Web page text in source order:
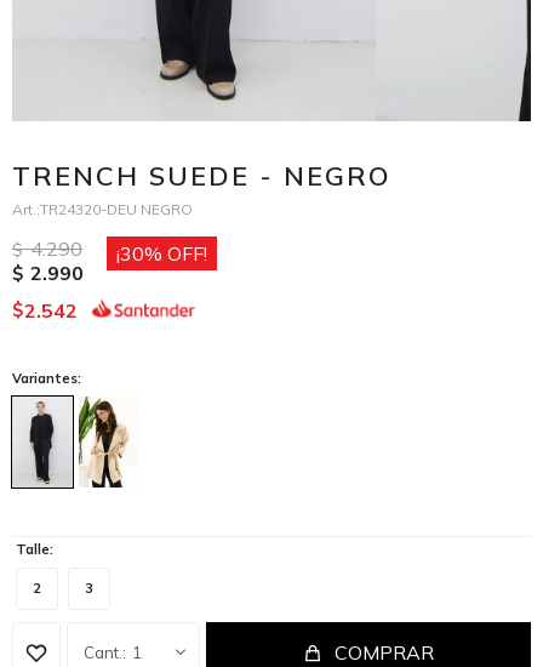
TRENCH SUEDE - NEGRO
TR24320-DEU NEGRO
$ 4.290
$ 2.990
30
$2.542
Variantes:
Talle:
2 3
1 COMPRAR